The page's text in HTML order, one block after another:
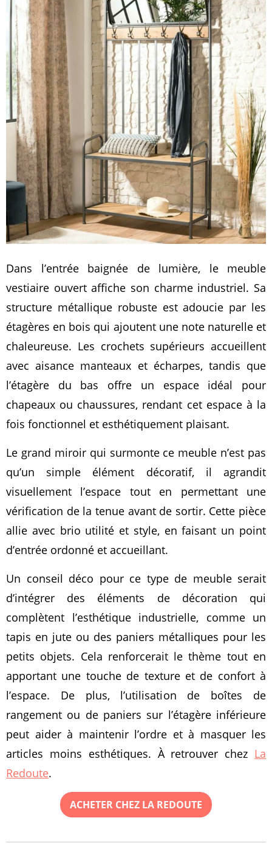
Dans l’entrée baignée de lumière, le meuble
vestiaire ouvert affiche son charme industriel. Sa
structure métallique robuste est adoucie par les
étagères en bois qui ajoutent une note naturelle et
chaleureuse. Les crochets supérieurs accueillent
avec aisance manteaux et écharpes, tandis que
l’étagère du bas offre un espace idéal pour
chapeaux ou chaussures, rendant cet espace à la
fois fonctionnel et esthétiquement plaisant.
Le grand miroir qui surmonte ce meuble n’est pas
qu’un simple élément décoratif, il agrandit
visuellement l’espace tout en permettant une
vérification de la tenue avant de sortir. Cette pièce
allie avec brio utilité et style, en faisant un point
d’entrée ordonné et accueillant.
Un conseil déco pour ce type de meuble serait
d’intégrer des éléments de décoration qui
complètent l’esthétique industrielle, comme un
tapis en jute ou des paniers métalliques pour les
petits objets. Cela renforcerait le thème tout en
apportant une touche de texture et de confort à
l’espace. De plus, l’utilisation de boîtes de
rangement ou de paniers sur l’étagère inférieure
peut aider à maintenir l’ordre et à masquer les
articles moins esthétiques. À retrouver chez La
Redoute.
ACHETER CHEZ LA REDOUTE